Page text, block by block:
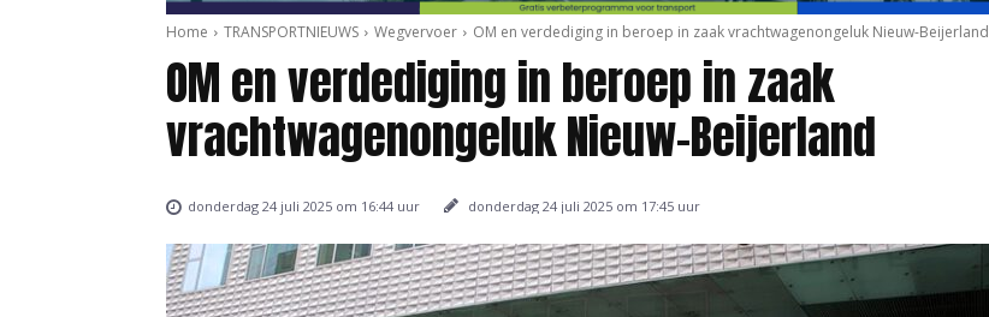
Home TRANSPORTNIEUWS Wegvervoer OM en verdediging in beroep in zaak vrachtwagenongeluk Nieuw-Beijerland
OM en verdediging in beroep in zaak
vrachtwagenongeluk Nieuw-Beijerland
donderdag 24 juli 2025 om 16:44 uur donderdag 24 juli 2025 om 17:45 uur